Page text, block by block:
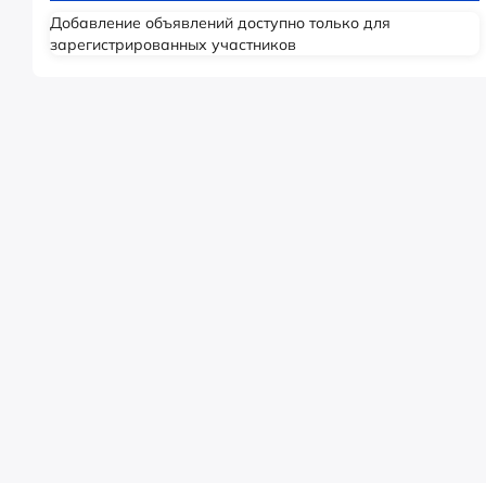
Добавление объявлений доступно только для
зарегистрированных участников